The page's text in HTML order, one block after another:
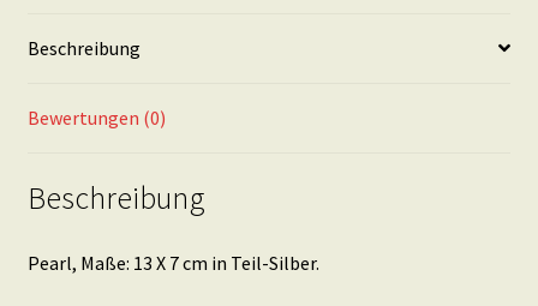
Menge
Beschreibung
Bewertungen (0)
Beschreibung
Pearl, Maße: 13 X 7 cm in Teil-Silber.